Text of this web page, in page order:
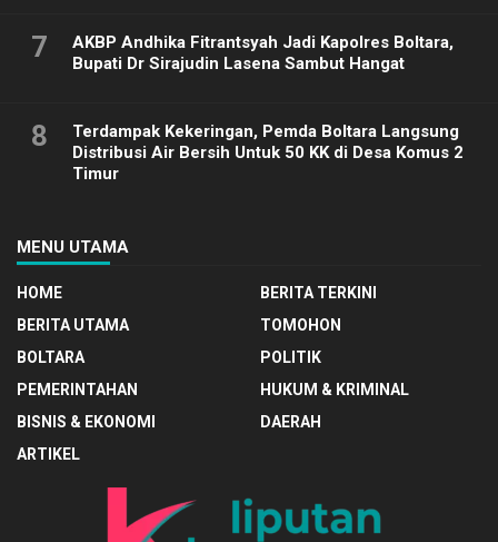
7
AKBP Andhika Fitrantsyah Jadi Kapolres Boltara,
Bupati Dr Sirajudin Lasena Sambut Hangat
8
Terdampak Kekeringan, Pemda Boltara Langsung
Distribusi Air Bersih Untuk 50 KK di Desa Komus 2
Timur
MENU UTAMA
HOME
BERITA TERKINI
BERITA UTAMA
TOMOHON
BOLTARA
POLITIK
PEMERINTAHAN
HUKUM & KRIMINAL
BISNIS & EKONOMI
DAERAH
ARTIKEL